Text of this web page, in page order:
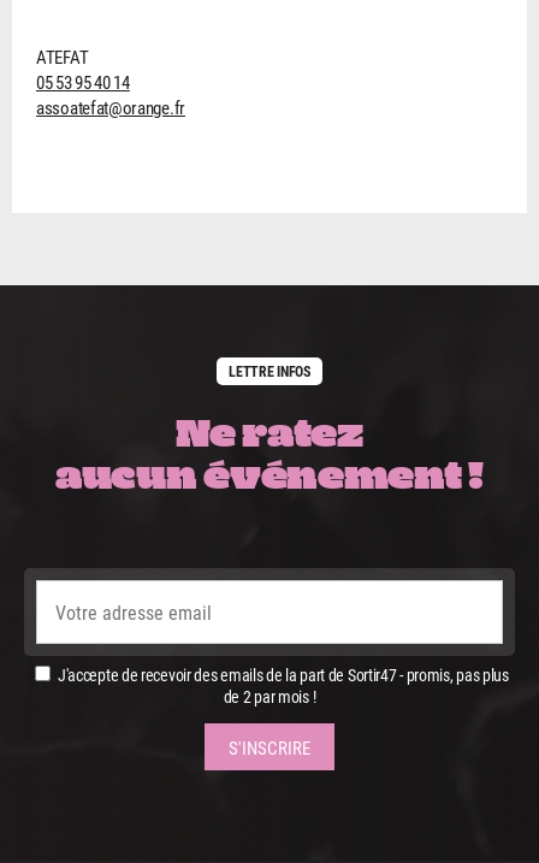
ATEFAT
05 53 95 40 14
assoatefat@orange.fr
LETTRE INFOS
Ne ratez
aucun événement !
J'accepte de recevoir des emails de la part de Sortir47 - promis, pas plus
de 2 par mois !